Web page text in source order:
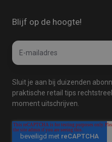
Blijf op de hoogte!
Email
E-
mailadres
Sluit je aan bij duizenden
praktische retail tips
moment uitschrijven.